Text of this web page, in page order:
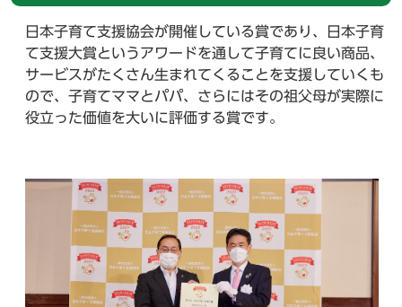
日本子育て支援協会が開催している賞であり、日本子育
て支援大賞というアワードを通して子育てに良い商品、
サービスがたくさん生まれてくることを支援していくも
ので、子育てママとパパ、さらにはその祖父母が実際に
役立った価値を大いに評価する賞です。